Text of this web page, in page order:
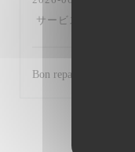
サービス
Bon repas un